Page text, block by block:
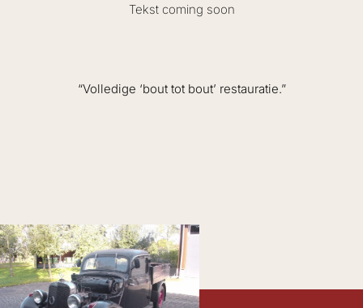
Tekst coming soon
“Volledige ‘bout tot bout’ restauratie.”